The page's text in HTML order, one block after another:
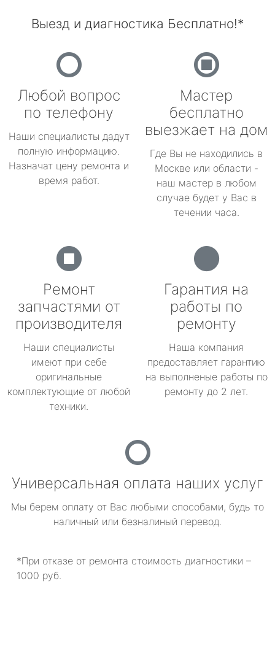
Выезд и диагностика Бесплатно!*
Любой вопрос
по телефону
Наши специалисты дадут
полную информацию.
Назначат цену ремонта и
время работ.
Мастер
бесплатно
выезжает на дом
Где Вы не находились в
Москве или области -
наш мастер в любом
случае будет у Вас в
течении часа.
Ремонт
запчастями от
производителя
Наши специалисты
имеют при себе
оригинальные
комплектующие от любой
техники.
Гарантия на
работы по
ремонту
Наша компания
предоставляет гарантию
на выполненые работы по
ремонту до 2 лет.
Универсальная оплата наших услуг
Мы берем оплату от Вас любыми способами, будь то
наличный или безналиный перевод.
*При отказе от ремонта стоимость диагностики –
1000 руб.